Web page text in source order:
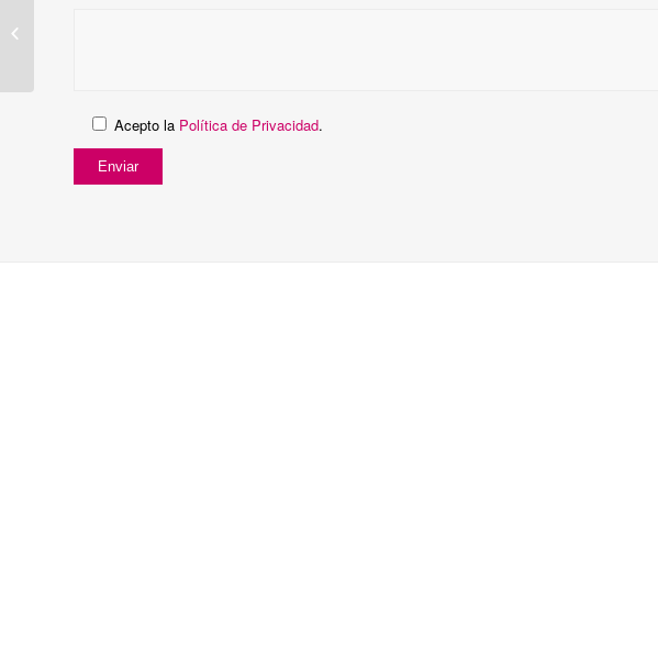
Acepto la Política de Privacidad.